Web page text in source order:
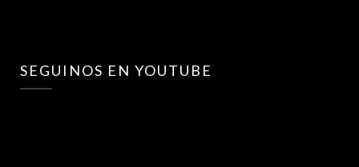
SEGUINOS EN YOUTUBE